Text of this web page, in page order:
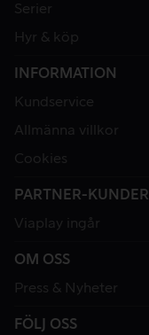
Serier
Hyr & köp
INFORMATION
Kundservice
Allmänna villkor
Cookies
PARTNER-KUNDER
Viaplay ingår
OM OSS
Press & Nyheter
FÖLJ OSS